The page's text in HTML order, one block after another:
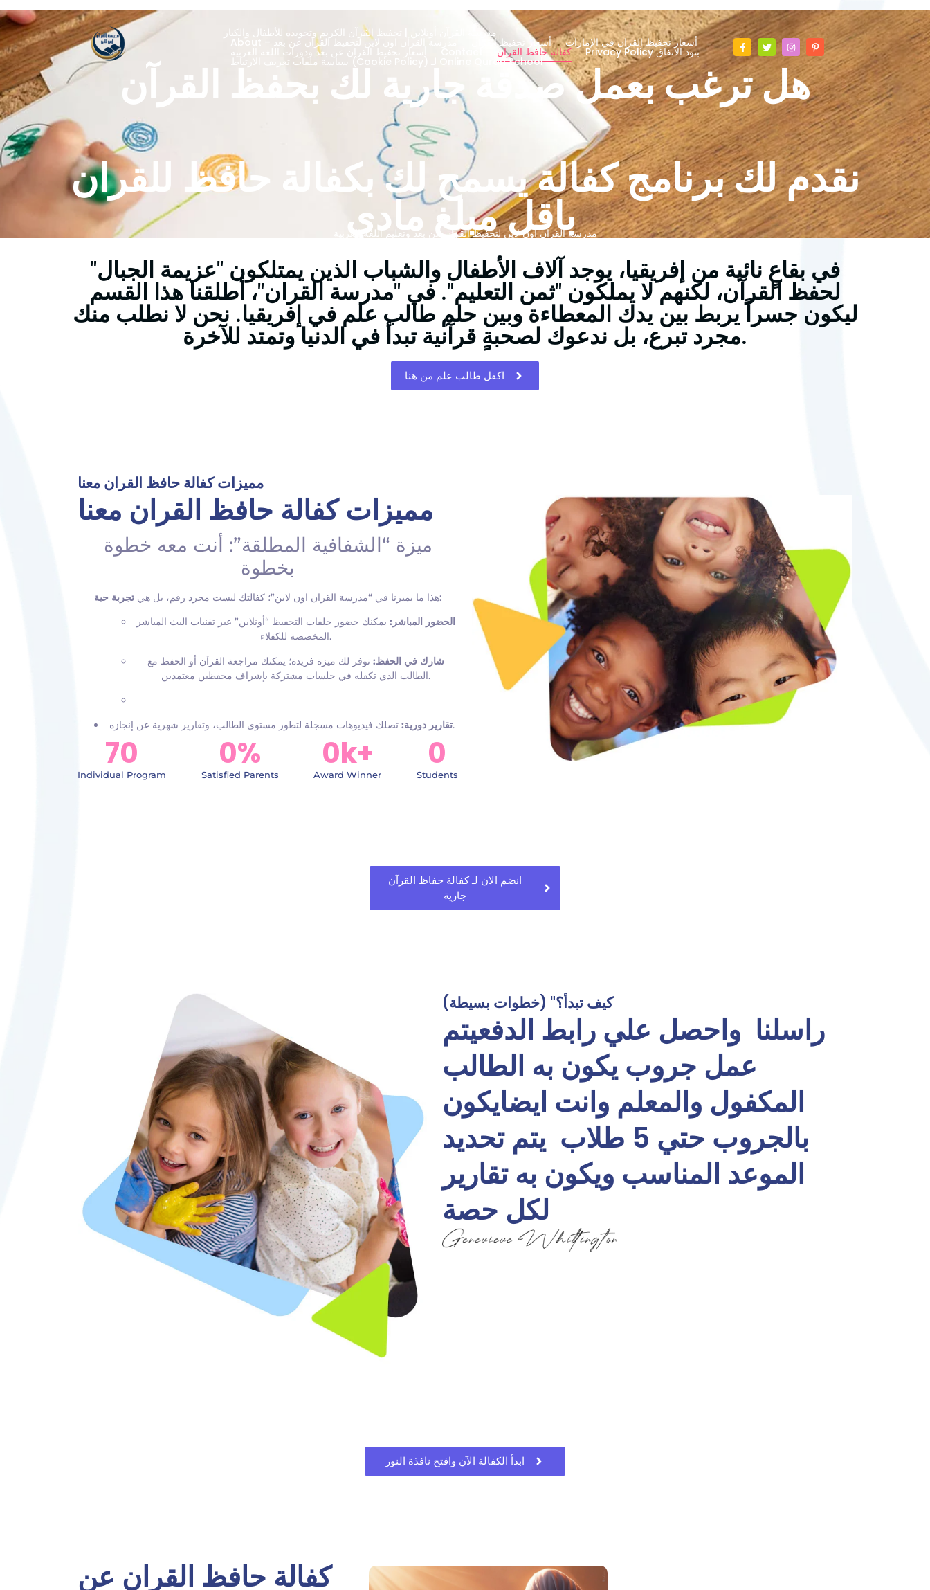
مدرسة القرآن أونلاين | تحفيظ القرآن الكريم وتجويده للأطفال والكبار
About – مدرسة القرآن اون لاين لتحفيظ القران عن بعد أسعار تحفيظ القران أسعار تحفيظ القران في الإمارات
أسعار تحفيظ القران عن بعد ودورات اللغة العربية كفالة حافظ القران Privacy Policy بنود الاتفاق
سياسة ملفات تعريف الارتباط (Cookie Policy) لـ Online Quran School
هل ترغب بعمل صدقة جارية لك بحفظ القرآن
نقدم لك برنامج كفالة يسمح لك بكفالة حافظ للقران
باقل مبلغ مادي
مدرسة القران أون لاين لتحفيظ القران عن بعد وتعليم اللغة العربية
في بقاعٍ نائية من إفريقيا، يوجد آلاف الأطفال والشباب الذين يمتلكون "عزيمة الجبال"
لحفظ القرآن، لكنهم لا يملكون "ثمن التعليم". في "مدرسة القران"، أطلقنا هذا القسم
ليكون جسراً يربط بين يدك المعطاءة وبين حلم طالب علم في إفريقيا. نحن لا نطلب منك
مجرد تبرع، بل ندعوك لصحبةٍ قرآنية تبدأ في الدنيا وتمتد للآخرة.
اكفل طالب علم من هنا
مميزات كفالة حافظ القران معنا
مميزات كفالة حافظ القران معنا
ميزة “الشفافية المطلقة”: أنت معه خطوة
بخطوة
هذا ما يميزنا في “مدرسة القران اون لاين”؛ كفالتك ليست مجرد رقم، بل هي تجربة حية
:
الحضور المباشر: يمكنك حضور حلقات التحفيظ “أونلاين” عبر تقنيات البث المباشر
المخصصة للكفلاء.
شارك في الحفظ: نوفر لك ميزة فريدة؛ يمكنك مراجعة القرآن أو الحفظ مع
الطالب الذي تكفله في جلسات مشتركة بإشراف محفظين معتمدين.
تقارير دورية:تصلك فيديوهات مسجلة لتطور مستوى الطالب، وتقارير شهرية عن إنجازه.
Individual Program
70
Satisfied Parents
0%
Award Winner
0k+
Students
0
انضم الان لـ كفالة حفاظ القرآن
جارية
كيف تبدأ؟" (خطوات بسيطة)
راسلنا واحصل علي رابط الدفعيتم
عمل جروب يكون به الطالب
المكفول والمعلم وانت ايضايكون
بالجروب حتي 5 طلاب يتم تحديد
الموعد المناسب ويكون به تقارير
لكل حصة
ابدأ الكفالة الآن وافتح نافذة النور
كفالة حافظ القران عن